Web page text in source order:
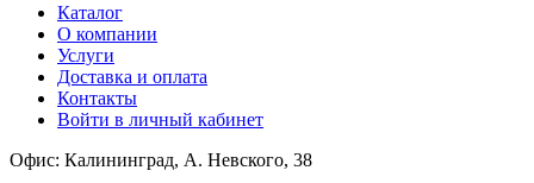
Каталог
О компании
Услуги
Доставка и оплата
Контакты
Войти в личный кабинет
Офис: Калининград, А. Невского, 38